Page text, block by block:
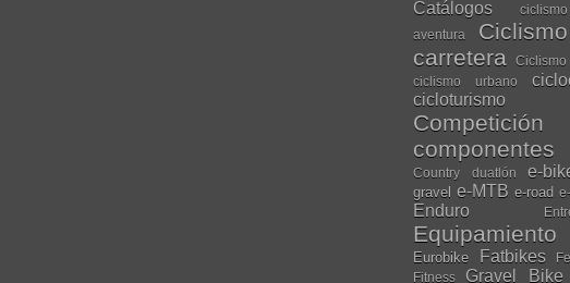
Catálogos
aventura
carretera
Ciclismo
ciclismo urbano
cicloturismo
Competición
componentes
Country duatlón e-
gravel e-MTB e-road
Enduro
Equipamiento
Eurobike Fatbikes
Fitness
Gravel Bike